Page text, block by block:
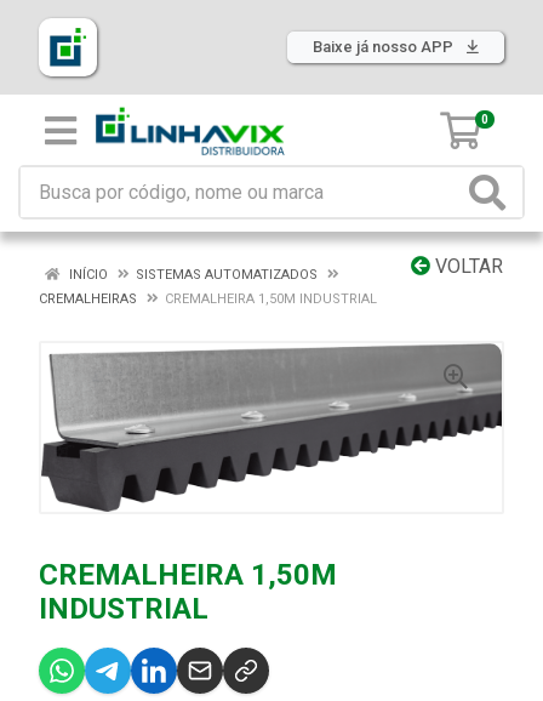
Baixe já nosso APP
0
VOLTAR
INÍCIO
SISTEMAS AUTOMATIZADOS
CREMALHEIRAS
CREMALHEIRA 1,50M INDUSTRIAL
CREMALHEIRA 1,50M
INDUSTRIAL